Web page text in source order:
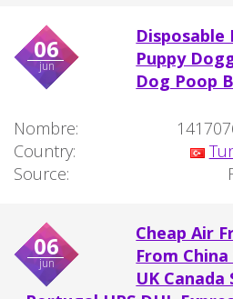
06
jun
Disposable
Puppy
Dog Poop
Nombre:
Country:
Source:
06
jun
Cheap Air
From
UK Canada